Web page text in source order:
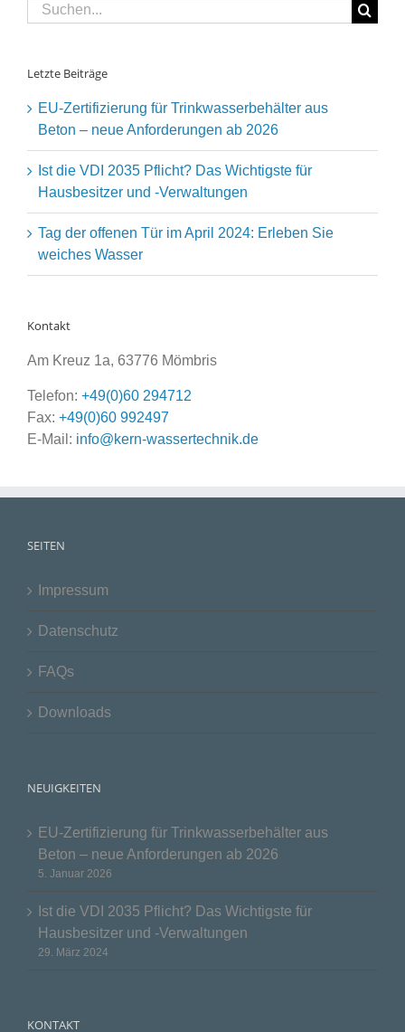
Suche
nach:
Letzte Beiträge
EU-Zertifizierung für Trinkwasserbehälter aus
Beton – neue Anforderungen ab 2026
Ist die VDI 2035 Pflicht? Das Wichtigste für
Hausbesitzer und -Verwaltungen
Tag der offenen Tür im April 2024: Erleben Sie
weiches Wasser
Kontakt
Am Kreuz 1a, 63776 Mömbris
Telefon: +49(0)60 294712
Fax: +49(0)60 992497
E-Mail: info@kern-wassertechnik.de
SEITEN
Impressum
Datenschutz
FAQs
Downloads
NEUIGKEITEN
EU-Zertifizierung für Trinkwasserbehälter aus
Beton – neue Anforderungen ab 2026
5. Januar 2026
Ist die VDI 2035 Pflicht? Das Wichtigste für
Hausbesitzer und -Verwaltungen
29. März 2024
KONTAKT